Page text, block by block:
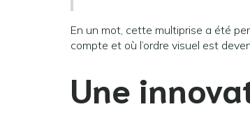
En un mot, cette multiprise a été
compte et où l’ordre visuel est
Une